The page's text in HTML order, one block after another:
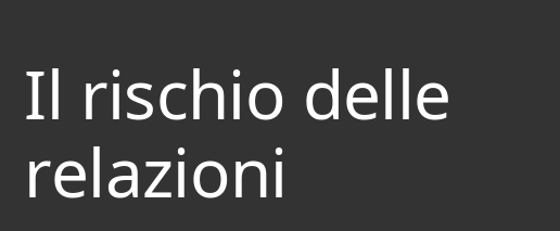
Il rischio delle
relazioni